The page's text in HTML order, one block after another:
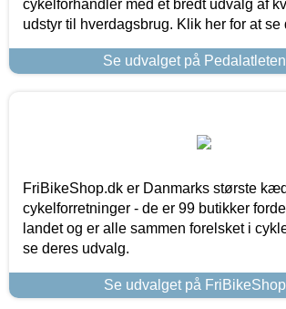
cykelforhandler med et bredt udvalg af
udstyr til hverdagsbrug. Klik her for at se
Se udvalget på
FriBikeShop.dk er Danmarks største
cykelforretninger - de er 99 butikker
landet og er alle sammen forelsket i
se deres udvalg.
Se udvalget på